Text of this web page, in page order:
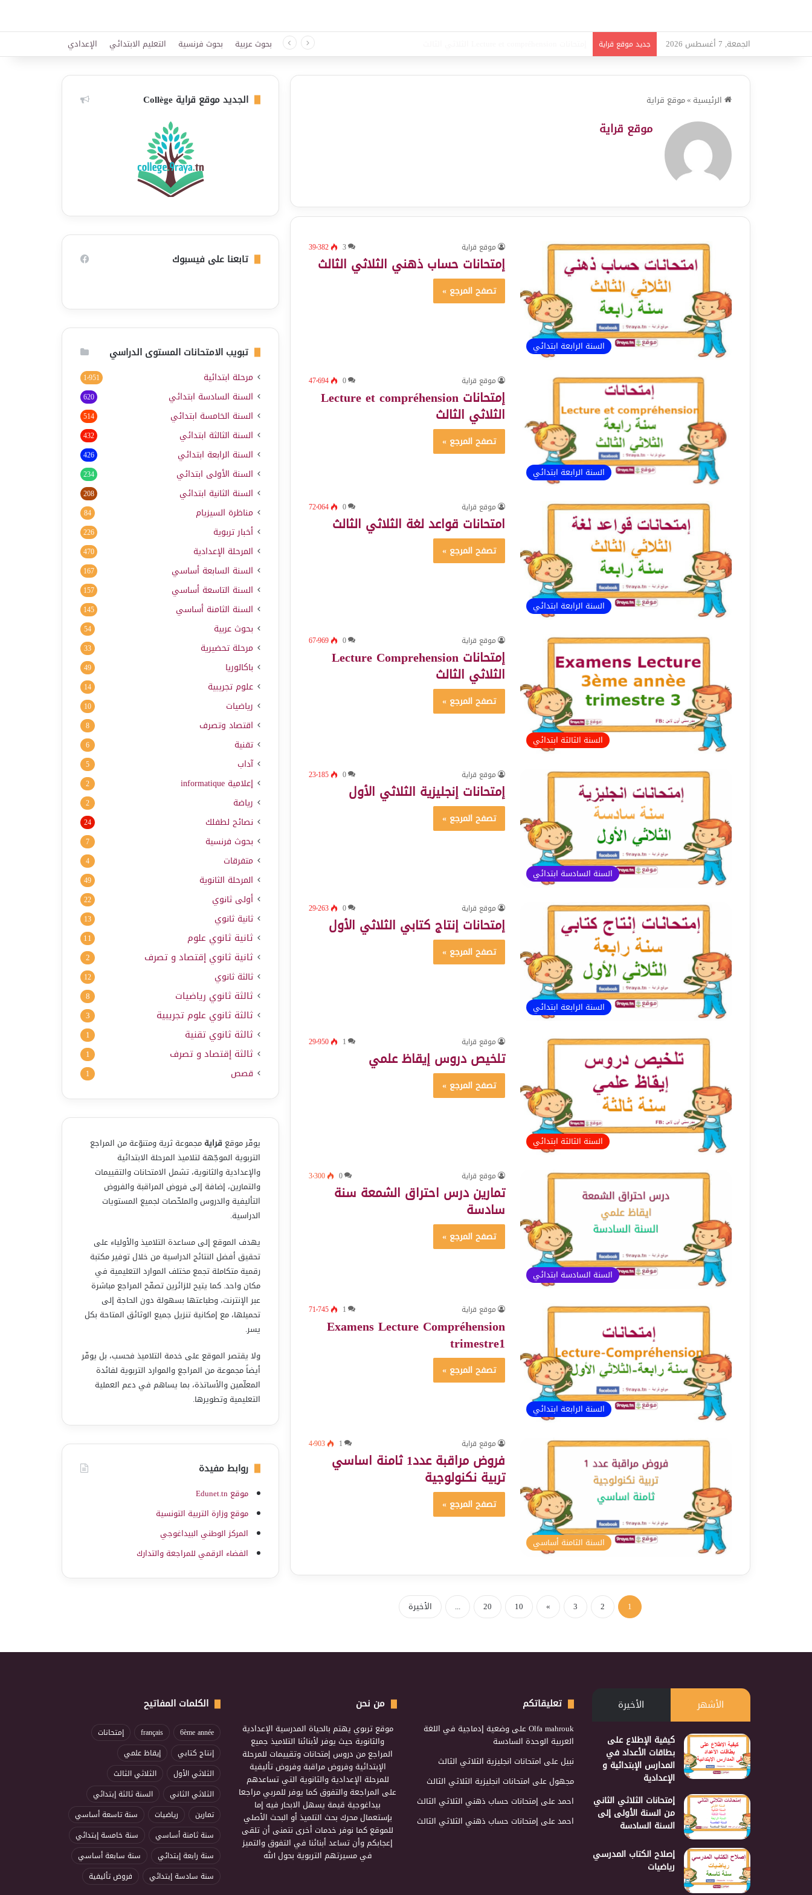
الجمعة, 7 أغسطس 2026 جديد موقع قراية بحوث عربية بحوث فرنسية التعليم الابتدائي الإعدادي
الرئيسية »موقع قراية
موقع قراية
السنة الرابعة ابتدائي
موقع قراية 3 39٬382
إمتحانات حساب ذهني الثلاثي الثالث
تصفح المرجع »
السنة الرابعة ابتدائي
موقع قراية 0 47٬694
إمتحانات Lecture et compréhension
الثلاثي الثالث
تصفح المرجع »
السنة الرابعة ابتدائي
موقع قراية 0 72٬064
امتحانات قواعد لغة الثلاثي الثالث
تصفح المرجع »
السنة الثالثة ابتدائي
موقع قراية 0 67٬969
إمتحانات Lecture Comprehension
الثلاثي الثالث
تصفح المرجع »
السنة السادسة ابتدائي
موقع قراية 0 23٬185
إمتحانات إنجليزية الثلاثي الأول
تصفح المرجع »
السنة الرابعة ابتدائي
موقع قراية 0 29٬263
إمتحانات إنتاج كتابي الثلاثي الأول
تصفح المرجع »
السنة الثالثة ابتدائي
موقع قراية 1 29٬950
تلخيص دروس إيقاظ علمي
تصفح المرجع »
السنة السادسة ابتدائي
موقع قراية 0 3٬300
تمارين درس احتراق الشمعة سنة
سادسة
تصفح المرجع »
السنة الرابعة ابتدائي
موقع قراية 1 71٬745
Examens Lecture Compréhension
trimestre1
تصفح المرجع »
السنة الثامنة أساسي
موقع قراية 1 4٬903
فروض مراقبة عدد1 ثامنة اساسي
تربية نكنولوجية
تصفح المرجع »
1
2
3
»
10
20
... الأخيرة
الجديد موقع قراية Collège
تابعنا على فيسبوك
تبويب الامتحانات المستوى الدراسي
مرحلة ابتدائية 1٬951
السنة السادسة ابتدائي 620
السنة الخامسة ابتدائي 514
السنة الثالثة ابتدائي 432
السنة الرابعة ابتدائي 426
السنة الأولى ابتدائي 234
السنة الثانية ابتدائي 208
مناظرة السيزيام 84
أخبار تربوية 226
المرحلة الإعدادية 470
السنة السابعة أساسي 167
السنة التاسعة أساسي 157
السنة الثامنة أساسي 145
بحوث عربية 54
مرحلة تحضيرية 33
باكالوريا 49
علوم تجريبية 14
رياضيات 10
اقتصاد وتصرف 8
تقنية 6
آداب 5
إعلامية informatique
2
رياضة 2
نصائح لطفلك 24
بحوث فرنسية 7
متفرقات 4
المرحلة الثانوية 49
أولى ثانوي 22
ثانية ثانوي 13
ثانية ثانوي علوم 11
ثانية ثانوي إقتصاد و تصرف 2
ثالثة ثانوي 12
ثالثة ثانوي رياضيات 8
ثالثة ثانوي علوم تجريبية 3
ثالثة ثانوي تقنية 1
ثالثة إقتصاد و تصرف 1
قصص 1
يوفّر موقع قرايةمجموعة ثرية ومتنوّعة من المراجع
التربوية الموجّهة لتلاميذ المرحلة الابتدائية
والإعدادية والثانوية، تشمل الامتحانات والتقييمات
والتمارين، إضافة إلى فروض المراقبة والفروض
التأليفية والدروس والملخّصات لجميع المستويات
الدراسية.
يهدف الموقع إلى مساعدة التلاميذ والأولياء على
تحقيق أفضل النتائج الدراسية من خلال توفير مكتبة
رقمية متكاملة تجمع مختلف الموارد التعليمية في
مكان واحد. كما يتيح للزائرين تصفّح المراجع مباشرة
عبر الإنترنت، وطباعتها بسهولة دون الحاجة إلى
تحميلها، مع إمكانية تنزيل جميع الوثائق المتاحة بكل
يسر.
ولا يقتصر الموقع على خدمة التلاميذ فحسب، بل يوفّر
أيضاً مجموعة من المراجع والموارد التربوية لفائدة
المعلّمين والأساتذة، بما يساهم في دعم العملية
التعليمية وتطويرها.
روابط مفيدة
موقع Edunet.tn
موقع وزارة التربية التونسية
المركز الوطني البيداغوجي
الفضاء الرقمي للمراجعة والتدارك
الأشهر الأخيرة
كيفية الإطلاع على
بطاقات الأعداد في
المدارس الإبتدائية و
الإعدادية
إمتحانات الثلاثي الثاني
من السنة الأولى إلى
السنة السادسة
إصلاح الكتاب المدرسي
رياضيات
تعليقاتكم
Olfa mahroukعلىوضعية إدماجية في اللغة
العربية الوحدة السادسة
نبيلعلى امتحانات انجليزية الثلاثي الثالث
مجهولعلى امتحانات انجليزية الثلاثي الثالث
احمدعلىإمتحانات حساب ذهني الثلاثي الثالث
احمدعلىإمتحانات حساب ذهني الثلاثي الثالث
من نحن
موقع تربوي يهتم بالحياة المدرسية الإعدادية
والثانوية حيث يوفر لأبنائنا التلاميذ جميع
المراجع من دروس إمتحانات وتقييمات للمرحلة
الإبتدائية وفروض مراقبة وفروض تأليفية
للمرحلة الإعدادية والثانوية التي تساعدهم
على المراجعة والتفوق كما يوفر للمربي مراجعا
بيداغوجية قيمة يسهل الابحار فيه إما
بإستعمال محرك بحث التلميذ أو البحث الأصلي
للموقع كما نوفر خدمات أخرى نتمنى أن تلقى
إعجابكم وأن تساعد أبنائنا في التفوق والتميز
في مسيرتهم التربوية بحول الله
الكلمات المفاتيح
6ème année
français
إمتحانات
إنتاج كتابي
إيقاظ علمي
الثلاثي الأول
الثلاثي الثالث
الثلاثي الثاني
السنة ثالثة إبتدائي
تمارين
رياضيات
سنة تاسعة أساسي
سنة ثامنة أساسي
سنة خامسة إبتدائي
سنة رابعة إبتدائي
سنة سابعة أساسي
سنة سادسة إبتدائي
فروض تأليفية